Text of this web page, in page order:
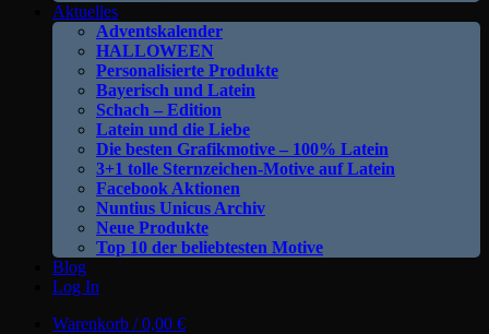
Aktuelles
Adventskalender
HALLOWEEN
Personalisierte Produkte
Bayerisch und Latein
Schach – Edition
Latein und die Liebe
Die besten Grafikmotive – 100% Latein
3+1 tolle Sternzeichen-Motive auf Latein
Facebook Aktionen
Nuntius Unicus Archiv
Neue Produkte
Top 10 der beliebtesten Motive
Blog
Log In
Warenkorb /0,00 €